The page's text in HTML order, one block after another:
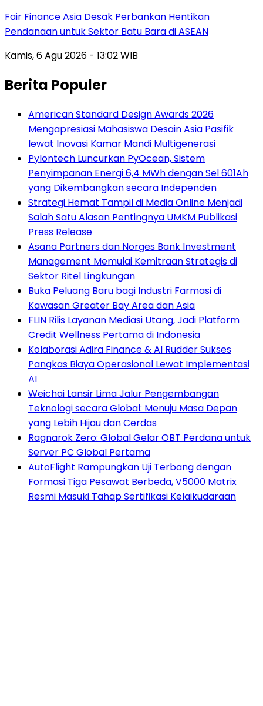
Fair Finance Asia Desak Perbankan Hentikan
Pendanaan untuk Sektor Batu Bara di ASEAN
Kamis, 6 Agu 2026 - 13:02 WIB
Berita Populer
American Standard Design Awards 2026
Mengapresiasi Mahasiswa Desain Asia Pasifik
lewat Inovasi Kamar Mandi Multigenerasi
Pylontech Luncurkan PyOcean, Sistem
Penyimpanan Energi 6,4 MWh dengan Sel 601Ah
yang Dikembangkan secara Independen
Strategi Hemat Tampil di Media Online Menjadi
Salah Satu Alasan Pentingnya UMKM Publikasi
Press Release
Asana Partners dan Norges Bank Investment
Management Memulai Kemitraan Strategis di
Sektor Ritel Lingkungan
Buka Peluang Baru bagi Industri Farmasi di
Kawasan Greater Bay Area dan Asia
FLIN Rilis Layanan Mediasi Utang, Jadi Platform
Credit Wellness Pertama di Indonesia
Kolaborasi Adira Finance & AI Rudder Sukses
Pangkas Biaya Operasional Lewat Implementasi
AI
Weichai Lansir Lima Jalur Pengembangan
Teknologi secara Global: Menuju Masa Depan
yang Lebih Hijau dan Cerdas
Ragnarok Zero: Global Gelar OBT Perdana untuk
Server PC Global Pertama
AutoFlight Rampungkan Uji Terbang dengan
Formasi Tiga Pesawat Berbeda, V5000 Matrix
Resmi Masuki Tahap Sertifikasi Kelaikudaraan